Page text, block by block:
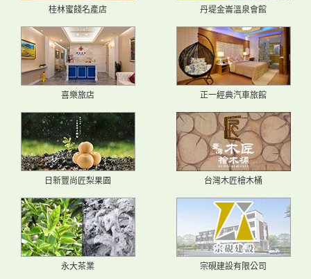
桂林蜜餞名產店 丹堤金崙溫泉會館
喜樂旅店 正一經典汽車旅館
日新豐尚匠梨果園 台灣木匠檜木桶
永大茶業 宗硯建設有限公司